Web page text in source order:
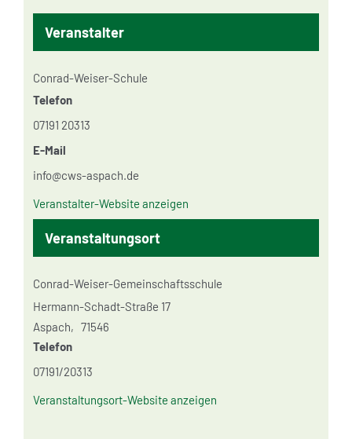
Veranstaltungsort
Conrad-Weiser-Gemeinschaftsschule
Hermann-Schadt-Straße 17
Aspach, 71546
Telefon
07191/20313
Veranstaltungsort-Website anzeigen
Veranstalter
Conrad-Weiser-Schule
Telefon
07191 20313
E-Mail
info@cws-aspach.de
Veranstalter-Website anzeigen